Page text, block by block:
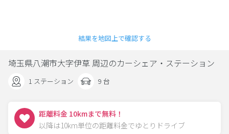
結果を地図上で確認する
埼玉県八潮市大字伊草 周辺のカーシェア・ステーション
1 ステーション 9 台
距離料金 10kmまで無料！
以降は10km単位の距離料金でゆとりドライブ